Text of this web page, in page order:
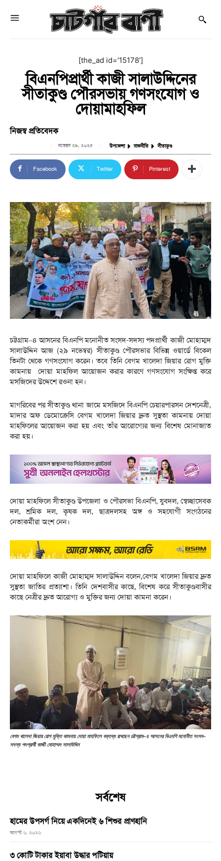
[the_ad id='15178']
বিএনপিপ্রার্থী কাজী সালাউদ্দিনের
সীতাকুণ্ড পৌরসভায় গণসংযোগ ও
দোয়ামাহফিল
নিজস্ব প্রতিবেদক
নভেম্বর ২৯, ২০২৫ উপজেলা রাজনীতি সীতাকুণ্ড
Facebook Twitter Pinterest
চট্টগ্রাম–৪ আসনের বিএনপি মনোনীত সংসদ-সদস্য পদপ্রার্থী কাজী মোহাম্মদ
সালাউদ্দিন আজ (২৯ নভেম্বর) সীতাকুণ্ড পৌরসভার বিভিন্ন ওয়ার্ডে বিকেল
তিনটা থেকে গণসংযোগ করেন। তবে তিনি বেগম খালেদা জিয়ার রোগ মুক্তি
কামনায় দোয়া মাহফিল আয়োজন করার কারণে গণসংযোগ সংক্ষিপ্ত করে
মসজিদের উদ্দেশে রওনা হন।
মাগরিবের পর সীতাকুণ্ড থানা জামে মসজিদে বিএনপি চেয়ারপারসন দেশনেত্রী,
মাদার অফ ডেমোক্রেসি বেগম খালেদা জিয়ার দ্রুত সুস্থতা কামনায় দোয়া
মাহফিলের আয়োজন করা হয় এবং তাঁর আরোগ্যের জন্য বিশেষ মোনাজাত
করা হয়।
দোয়া মাহফিলে সীতাকুণ্ড উপজেলা ও পৌরসভা বিএনপি, যুবদল, স্বেচ্ছাসেবক
দল, শ্রমিক দল, কৃষক দল, ছাত্রদলসহ অঙ্গ ও সহযোগী সংগঠনের
নেতাকর্মীরা অংশ নেন।
দোয়া মাহফিলে কাজী মোহাম্মদ সালাউদ্দিন বলেন,বেগম খালেদা জিয়ার দ্রুত
সুস্থতা জাতির প্রত্যাশা। তিনি দেশবাসীর কাছে, বিশেষ করে সীতাকুণ্ডবাসীর
কাছে নেত্রীর দ্রুত আরোগ্য ও মুক্তির জন্য দোয়া কামনা করেন।
বেগম খালেদা জিয়ার রোগ মুক্তি কামনায় দোয়া মাহফিলে বক্তব্য রাখছেন চট্টগ্রাম–৪ আসনের বিএনপি মনোনীত সংসদ-
সদস্য পদপ্রার্থী কাজী মোহাম্মদ সালাউদ্দিন
সর্বশেষ
হামের উপসর্গ নিয়ে একদিনেই ৬ শিশুর প্রাণহানি
আগস্ট ৬, ২০২৬
৩ কোটি টাকার ইয়াবা উদ্ধার পটিয়ায়